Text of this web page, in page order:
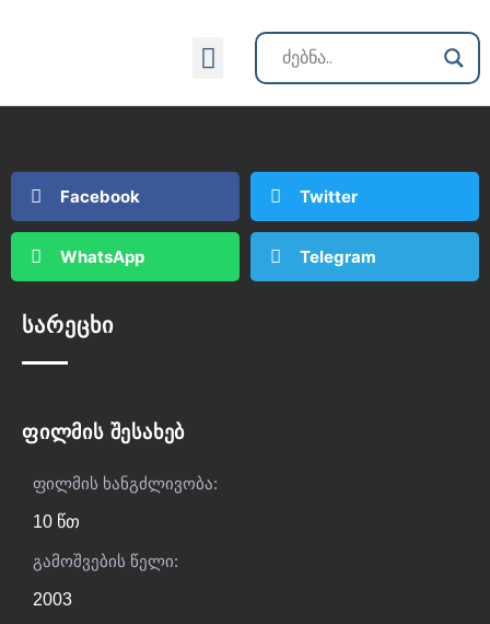
Facebook Twitter
WhatsApp Telegram
სარეცხი
ფილმის შესახებ
ფილმის ხანგძლივობა:
10 წთ
გამოშვების წელი:
2003